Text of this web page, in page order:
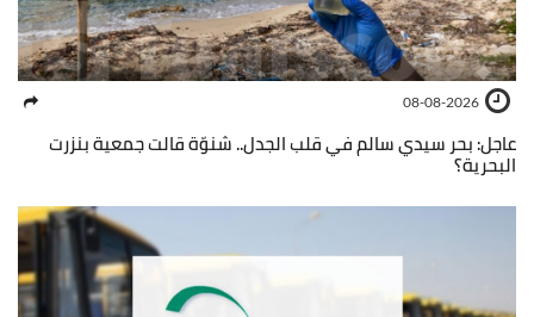
08-08-2026
عاجل: بحر سيدي سالم في قلب الجدل.. شنوّة قالت جمعية بنزرت
البحرية؟